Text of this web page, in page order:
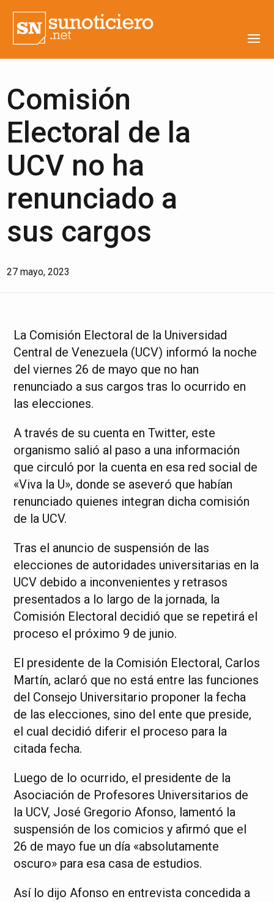
Comisión
Electoral de la
UCV no ha
renunciado a
sus cargos
27 mayo, 2023
La Comisión Electoral de la Universidad
Central de Venezuela (UCV) informó la noche
del viernes 26 de mayo que no han
renunciado a sus cargos tras lo ocurrido en
las elecciones.
A través de su cuenta en Twitter, este
organismo salió al paso a una información
que circuló por la cuenta en esa red social de
«Viva la U», donde se aseveró que habían
renunciado quienes integran dicha comisión
de la UCV.
Tras el anuncio de suspensión de las
elecciones de autoridades universitarias en la
UCV debido a inconvenientes y retrasos
presentados a lo largo de la jornada, la
Comisión Electoral decidió que se repetirá el
proceso el próximo 9 de junio.
El presidente de la Comisión Electoral, Carlos
Martín, aclaró que no está entre las funciones
del Consejo Universitario proponer la fecha
de las elecciones, sino del ente que preside,
el cual decidió diferir el proceso para la
citada fecha.
Luego de lo ocurrido, el presidente de la
Asociación de Profesores Universitarios de
la UCV, José Gregorio Afonso, lamentó la
suspensión de los comicios y afirmó que el
26 de mayo fue un día «absolutamente
oscuro» para esa casa de estudios.
Así lo dijo Afonso en entrevista concedida a